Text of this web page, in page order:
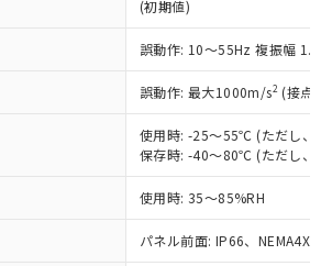
(初期値)
誤動作: 10～55Hz 複振幅
誤動作: 最大1000m/s2 (接点
使用時: -25～55℃ (ただし、氷
保存時: -40～80℃ (ただし、氷
使用時: 35～85%RH
パネル前面: IP66、NEMA4X,
状況および標準価格結果を当社の
の承諾なく第三者に漏洩または開
ないようお願いします。
パーツ機能（部品リスト作成サー
）をご利用いただくには、I-Web
バーズにご登録されている必要が
様が当ウェブサイト上で当社にご
された部品リストについて、当社
び当社の共同利用者が、当社の製
切り替え状況などにより、予定
ることがあります。
証明書ダウンロード
有証明書をダウンロードするこ
害物質（10物質）のすべてが基
あることを示します。
常の使用状況下において有害物
漏えいし、環境に深刻な影響を
年数を意味します。
確認です。当社販売部門へお問
さい。
は、貴社製品を第三者に販売する
は、上記1、2および3の内容を当
三者に通知します。また当社は、
先および販売に係わる関係者が違
輸出するおそれがある場合は、取
きをいたしません。
たはお客様担当のオムロン制御
機器販売店・当社販売員にご確
受注生産機種、また在庫状況の
情報を公開していない機種